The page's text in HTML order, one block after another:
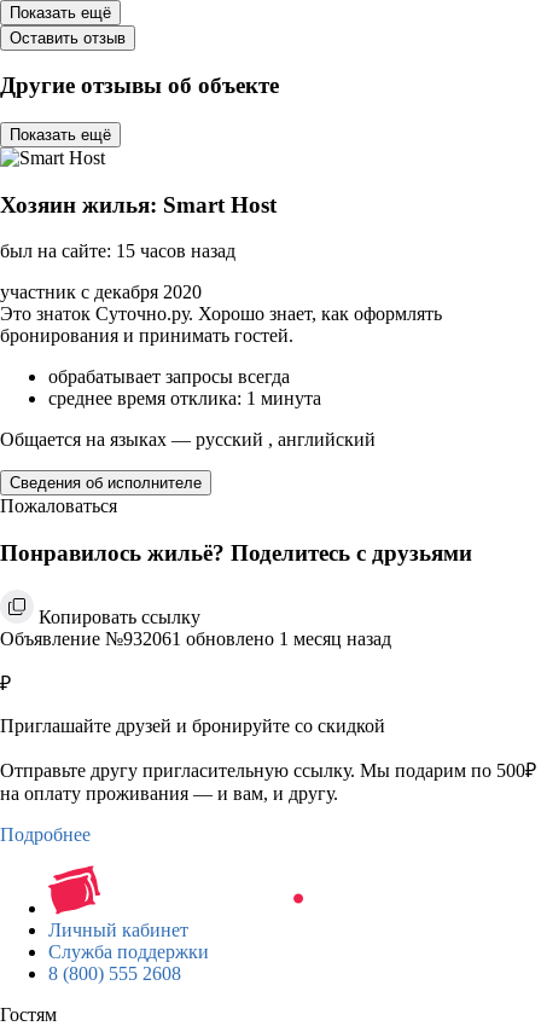
Показать ещё
Оставить отзыв
Другие отзывы об объекте
Показать ещё
Хозяин жилья: Smart Host
был на сайте: 15 часов назад
участник с декабря 2020
Это знаток Суточно.ру. Хорошо знает, как оформлять
бронирования и принимать гостей.
обрабатывает запросы всегда
среднее время отклика: 1 минута
Общается на языках — русский , английский
Сведения об исполнителе
Пожаловаться
Понравилось жильё? Поделитесь с друзьями
Копировать ссылку
Объявление №932061 обновлено 1 месяц назад
₽
Приглашайте друзей и бронируйте со скидкой
Отправьте другу пригласительную ссылку. Мы подарим по 500₽
на оплату проживания — и вам, и другу.
Подробнее
Личный кабинет
Служба поддержки
8 (800) 555 2608
Гостям